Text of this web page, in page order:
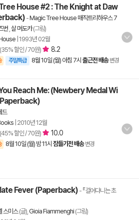
House #2 : The Knight at Daw
-Magic Tree House 매직트리하우스 7
번 살 머도카(그림)
1993년 02월
할인 / 70원) 8.2
주말특급 8월 10일 (월) 아침 7시 출근전 배송 변경
Reach Me: (Newbery Medal Wi
드
2010년 12월
할인 / 70원) 10.0
8월 10일 (월) 밤 11시 잠들기전 배송 변경
Fever (Paperback) - 『걸어다니는 초
스미스(글), Gioia Fiammenghi (그림)